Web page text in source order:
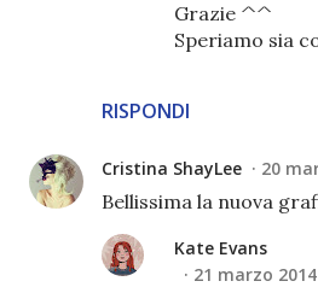
RISPONDI
Grazie ^^
Speriamo sia
Cristina ShayLee 20
Bellissima la nuova
Kate Evans
21 marzo